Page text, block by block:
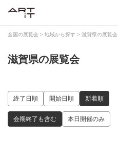
全国の展覧会 > 地域から探す > 滋賀県の展覧会
滋賀県の展覧会
終了日順 開始日順 新着順
会期終了も含む 本日開催のみ